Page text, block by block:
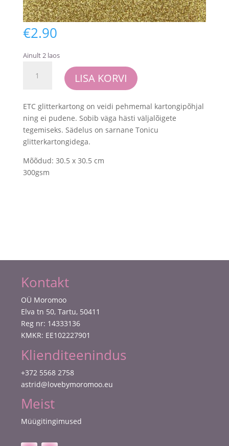
€2.90
Ainult 2 laos
Glitterkartong
-
Gold
(1
leht
cm
mõõdus)
LISA KORVI
ETC glitterkartong on veidi pehmemal kartongipõhjal
ning ei pudene. Sobib väga hästi väljalõigete
tegemiseks. Sädelus on sarnane Tonicu
glitterkartongidega.
Mõõdud: 30.5 x 30.5 cm
300gsm
Kontakt
OÜ Moromoo
Elva tn 50, Tartu, 50411
Reg nr: 14333136
KMKR: EE102227901
Klienditeenindus
+372 5568 2758
astrid@lovebymoromoo.eu
Meist
Müügitingimused